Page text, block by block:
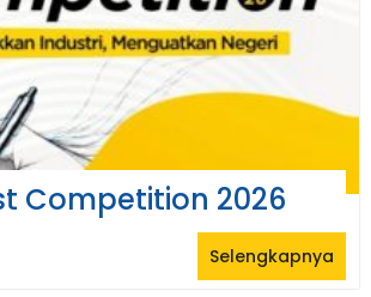
Competition 2026
Selengkapnya